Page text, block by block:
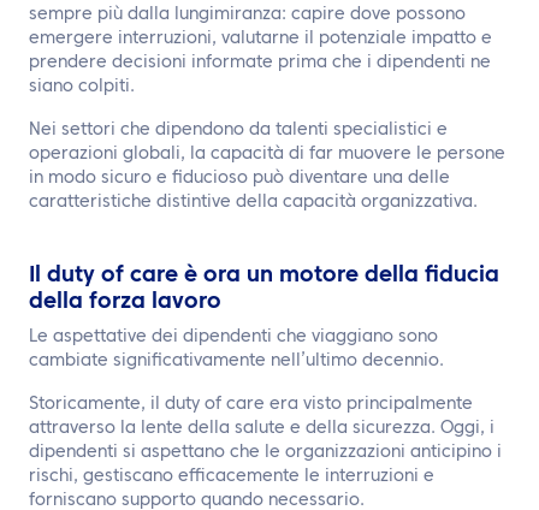
sempre più dalla lungimiranza: capire dove possono
emergere interruzioni, valutarne il potenziale impatto e
prendere decisioni informate prima che i dipendenti ne
siano colpiti.
Nei settori che dipendono da talenti specialistici e
operazioni globali, la capacità di far muovere le persone
in modo sicuro e fiducioso può diventare una delle
caratteristiche distintive della capacità organizzativa.
Il duty of care è ora un motore della fiducia
della forza lavoro
Le aspettative dei dipendenti che viaggiano sono
cambiate significativamente nell’ultimo decennio.
Storicamente, il duty of care era visto principalmente
attraverso la lente della salute e della sicurezza. Oggi, i
dipendenti si aspettano che le organizzazioni anticipino i
rischi, gestiscano efficacemente le interruzioni e
forniscano supporto quando necessario.